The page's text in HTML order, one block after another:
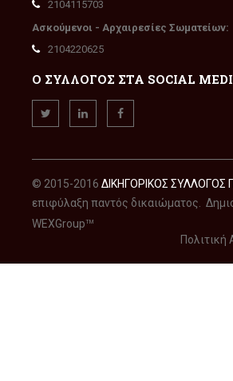
2104115703
Ασκούμενοι - Αρχαιρεσίες Σωματείων:
2104220625
Ο ΣΥΛΛΟΓΟΣ ΣΤΑ SOCIAL
© 2015-2016 ΔΙΚΗΓΟΡΙΚΟΣ ΣΥΛΛΟΓΟΣ
επιφύλαξη παντός δικαιώματος.
WEXGroupTM
Πολιτική